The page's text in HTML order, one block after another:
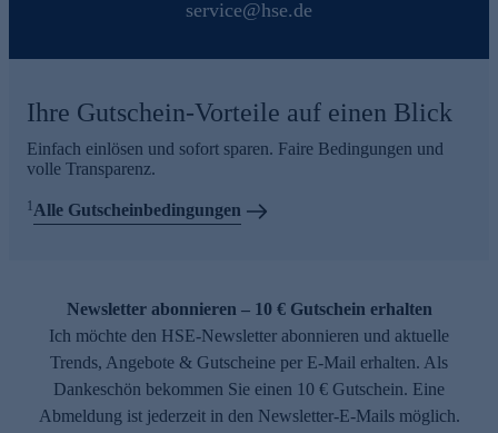
service@hse.de
Ihre Gutschein-Vorteile auf einen Blick
Einfach einlösen und sofort sparen. Faire Bedingungen und
volle Transparenz.
1Alle Gutscheinbedingungen
Newsletter abonnieren – 10 € Gutschein erhalten
Ich möchte den HSE-Newsletter abonnieren und aktuelle
Trends, Angebote & Gutscheine per E-Mail erhalten. Als
Dankeschön bekommen Sie einen 10 € Gutschein. Eine
Abmeldung ist jederzeit in den Newsletter-E-Mails möglich.